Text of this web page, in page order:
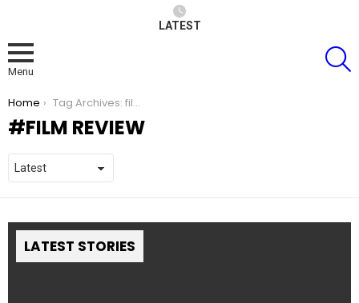
LATEST
Menu
You are here:
Home Tag Archives: film review
FILM REVIEW
LATEST STORIES